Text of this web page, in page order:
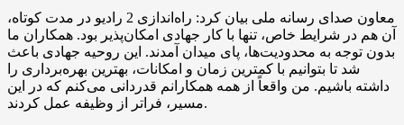
معاون صدای رسانه ملی بیان کرد: راه‌اندازی 2 رادیو در مدت کوتاه،
آن هم در شرایط خاص، تنها با کار جهادی امکان‌پذیر بود. همکاران ما
بدون توجه به محدودیت‌ها، پای میدان آمدند. این روحیه جهادی باعث
شد تا بتوانیم با کمترین زمان و امکانات، بهترین بهره‌برداری را
داشته باشیم. من واقعاً از همه همکارانم قدردانی می‌کنم که در این
مسیر، فراتر از وظیفه عمل کردند.